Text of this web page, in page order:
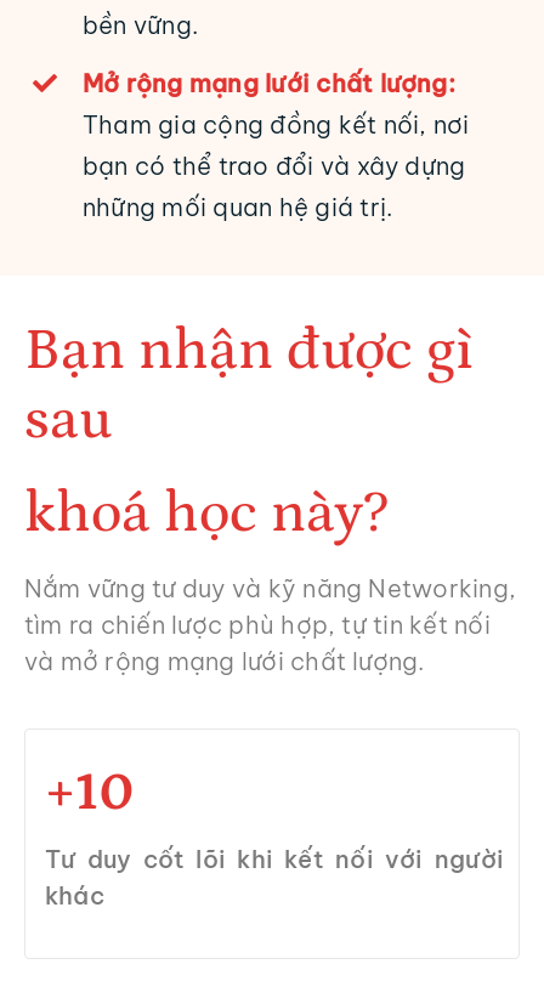
bền vững.
Mở rộng mạng lưới chất lượng:
Tham gia cộng đồng kết nối, nơi
bạn có thể trao đổi và xây dựng
những mối quan hệ giá trị.
Bạn nhận được gì
sau
khoá học này?
Nắm vững tư duy và kỹ năng Networking,
tìm ra chiến lược phù hợp, tự tin kết nối
và mở rộng mạng lưới chất lượng.
+10
Tư duy cốt lõi khi kết nối với người
khác